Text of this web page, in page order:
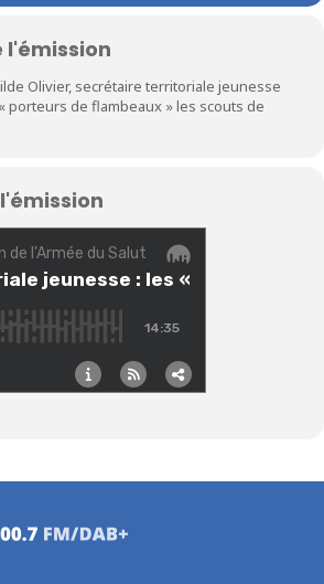
l'émission
Olivier, secrétaire territoriale jeunesse
porteurs de flambeaux » les scouts de